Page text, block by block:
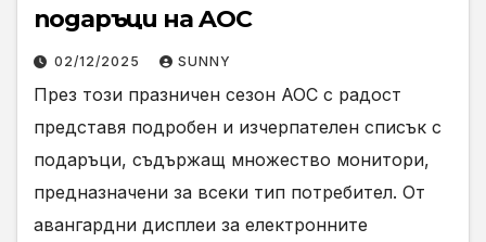
подаръци на AOC
02/12/2025 SUNNY
През този празничен сезон AOC с радост
представя подробен и изчерпателен списък с
подаръци, съдържащ множество монитори,
предназначени за всеки тип потребител. От
авангардни дисплеи за електронните